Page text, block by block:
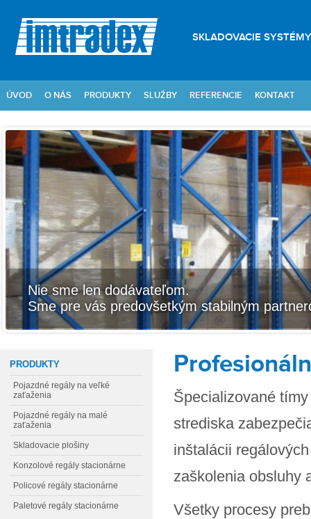
SKLADOVACIE SYSTÉMY
ÚVOD O NÁS PRODUKTY SLUŽBY REFERENCIE KONTAKT
Nie sme len dodávateľom.
Sme pre vás predovšetkým stabilným
PRODUKTY
Pojazdné regály na veľké
zaťaženia
Pojazdné regály na malé
zaťaženia
Skladovacie plošiny
Konzolové regály stacionárne
Policové regály stacionárne
Paletové regály stacionárne
Špecializované
strediska
inštalácii
zaškolenia obsluhy
Všetky procesy